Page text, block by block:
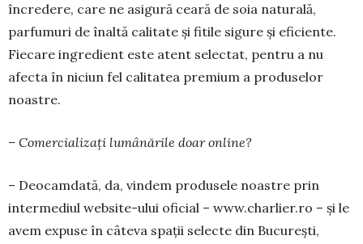
încredere, care ne asigură ceară de soia naturală,
parfumuri de înaltă calitate și fitile sigure și eficiente.
Fiecare ingredient este atent selectat, pentru a nu
afecta în niciun fel calitatea premium a produselor
noastre.
– Comercializați lumânările doar online?
– Deocamdată, da, vindem produsele noastre prin
intermediul website-ului oficial – ­www.charlier.ro – și le
avem expuse în câteva spații selecte din București,